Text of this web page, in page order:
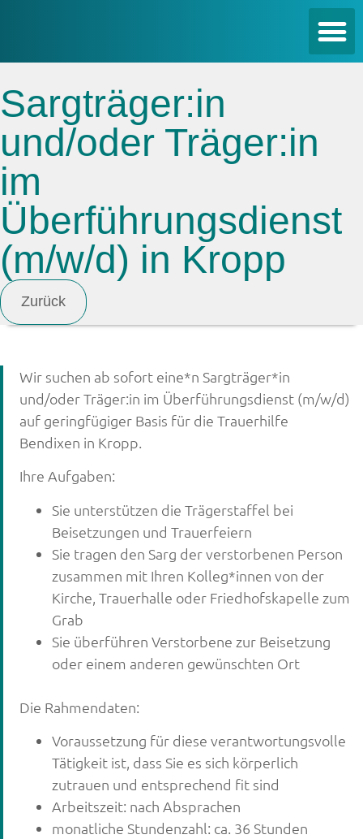
Sargträger:in
und/oder Träger:in
im
Überführungsdienst
(m/w/d) in Kropp
Wir suchen ab sofort eine*n Sargträger*in
und/oder Träger:in im Überführungsdienst (m/w/d)
auf geringfügiger Basis für die Trauerhilfe
Bendixen in Kropp.
Ihre Aufgaben:
Sie unterstützen die Trägerstaffel bei
Beisetzungen und Trauerfeiern
Sie tragen den Sarg der verstorbenen Person
zusammen mit Ihren Kolleg*innen von der
Kirche, Trauerhalle oder Friedhofskapelle zum
Grab
Sie überführen Verstorbene zur Beisetzung
oder einem anderen gewünschten Ort
Die Rahmendaten:
Voraussetzung für diese verantwortungsvolle
Tätigkeit ist, dass Sie es sich körperlich
zutrauen und entsprechend fit sind
Arbeitszeit: nach Absprachen
monatliche Stundenzahl: ca. 36 Stunden